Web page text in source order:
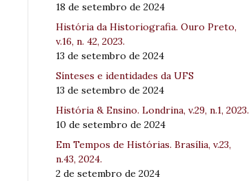
18 de setembro de 2024
História da Historiografia. Ouro Preto,
v.16, n. 42, 2023.
13 de setembro de 2024
Sínteses e identidades da UFS
13 de setembro de 2024
História & Ensino. Londrina, v.29, n.1, 2023.
10 de setembro de 2024
Em Tempos de Histórias. Brasília, v.23,
n.43, 2024.
2 de setembro de 2024